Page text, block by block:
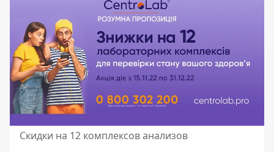
Скидки на 12 комплексов анализов